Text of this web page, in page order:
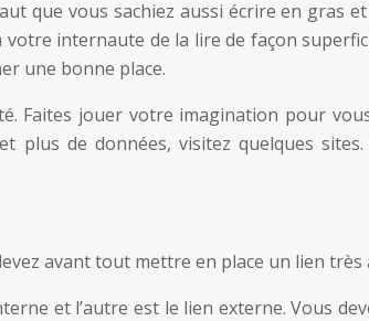
que vous sachiez aussi écrire en gras
internaute de la lire de façon
une bonne place.
Faites jouer votre imagination pour
plus de données, visitez quelques
avant tout mettre en place un lien très
et l’autre est le lien externe. Vous